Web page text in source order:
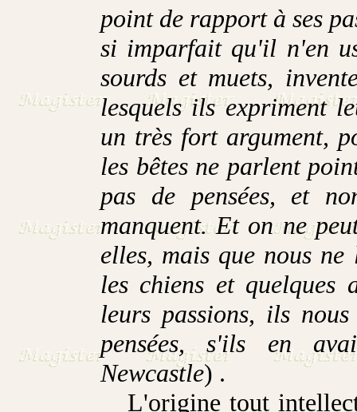
point de rapport à ses
si imparfait qu'il n'en
sourds et muets,
lesquels ils expriment
un très fort argument,
les bêtes ne parlent
pas de pensées, et
manquent. Et on ne
elles, mais que nous ne
les chiens et quelques
leurs passions, ils
pensées, s'ils en
Newcastle) .
L'origine tout